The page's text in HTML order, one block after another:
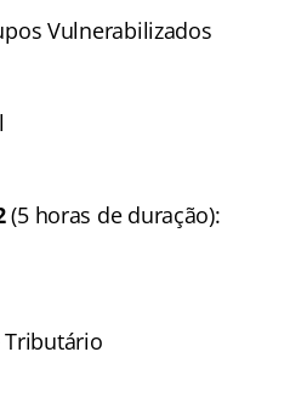
Vulnerabilizados
(5 horas de duração):